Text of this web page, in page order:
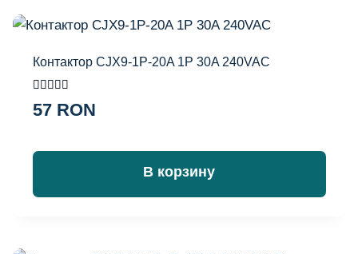
Контактор CJX9-1P-20A 1P 30A 240VAC
Оценка
5.00
57 RON
В корзину